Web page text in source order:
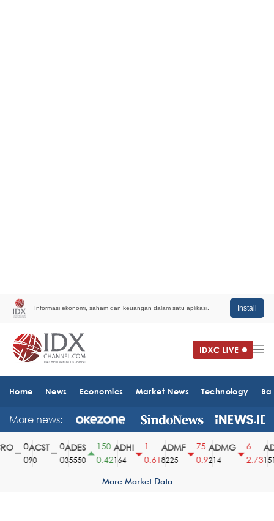
Informasi ekonomi, saham dan keuangan dalam satu aplikasi. Install
Home News Economics Market News Technology
More news:
ACST
90
ADES
35550
150
0.42
ADHI
164
0.61
ADMF
8225
75
0.9
ADMG
214
2.731510
More Market Data